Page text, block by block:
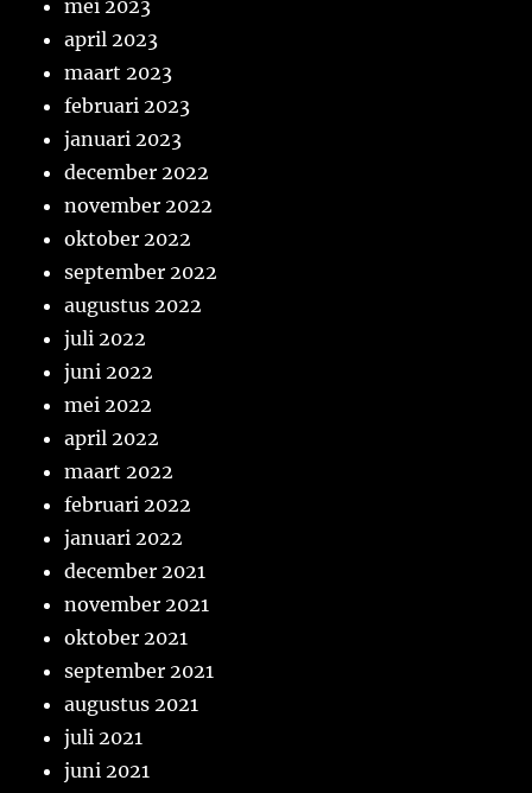
mei 2023
april 2023
maart 2023
februari 2023
januari 2023
december 2022
november 2022
oktober 2022
september 2022
augustus 2022
juli 2022
juni 2022
mei 2022
april 2022
maart 2022
februari 2022
januari 2022
december 2021
november 2021
oktober 2021
september 2021
augustus 2021
juli 2021
juni 2021